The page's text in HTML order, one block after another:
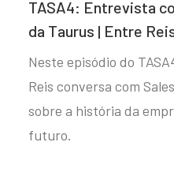
TASA4: Entrevista
da Taurus | Entre
Neste episódio do
Reis conversa com
sobre a história da
futuro.